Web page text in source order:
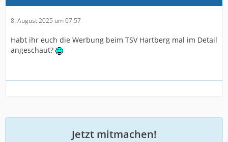
8. August 2025 um 07:57
Habt ihr euch die Werbung beim TSV Hartberg mal im Detail
angeschaut?
Jetzt mitmachen!